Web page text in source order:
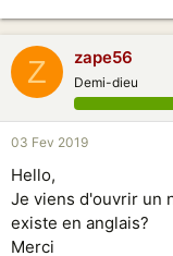
Z zape56
Demi-dieu
03 Fev 2019
Hello,
Je viens d'ouvrir un
existe en anglais?
Merci